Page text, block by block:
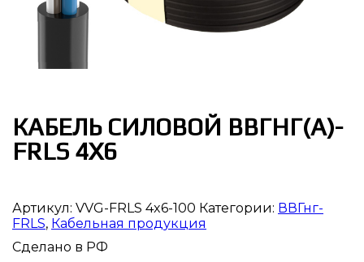
КАБЕЛЬ СИЛОВОЙ ВВГНГ(А)-
FRLS 4Х6
Артикул: VVG-FRLS 4x6-100 Категории: ВВГнг-
FRLS, Кабельная продукция
Сделано в РФ